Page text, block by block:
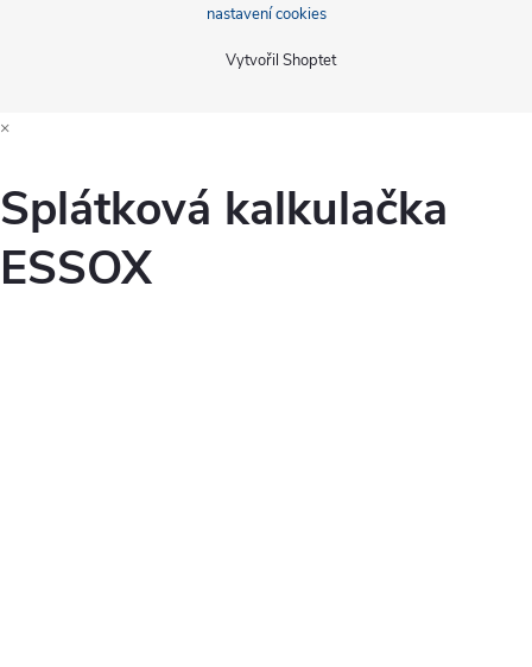
Vytvořil Shoptet
nastavení cookies
×
Splátková kalkulačka
ESSOX